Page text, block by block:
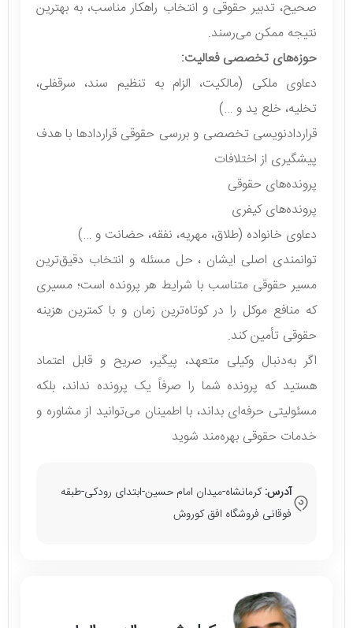
صحیح، تدبیر حقوقی و انتخاب راهکار مناسب، به بهترین
نتیجه ممکن می‌رسند.
حوزه‌های تخصصی فعالیت:
دعاوی ملکی (مالکیت، الزام به تنظیم سند، سرقفلی،
تخلیه، خلع ید و …)
قرارداد‌نویسی تخصصی و بررسی حقوقی قراردادها با هدف
پیشگیری از اختلافات
پرونده‌های حقوقی
پرونده‌های کیفری
دعاوی خانواده (طلاق، مهریه، نفقه، حضانت و …)
توانمندی اصلی ایشان ، حل مسئله و انتخاب دقیق‌ترین
مسیر حقوقی متناسب با شرایط هر پرونده است؛ مسیری
که منافع موکل را در کوتاه‌ترین زمان و با کمترین هزینه
حقوقی تأمین کند.
اگر به‌دنبال وکیلی متعهد، پیگیر، صریح و قابل اعتماد
هستید که پرونده شما را صرفاً یک پرونده نداند، بلکه
مسئولیتی حرفه‌ای بداند، با اطمینان می‌توانید از مشاوره و
خدمات حقوقی بهره‌مند شوید
آدرس:کرمانشاه-میدان امام حسین-ابتدای رودکی-طبقه
فوقانی فروشگاه افق کوروش